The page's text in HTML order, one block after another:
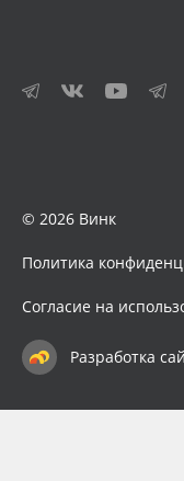
© 2026 Винк
Политика
Согласие на
Разработка